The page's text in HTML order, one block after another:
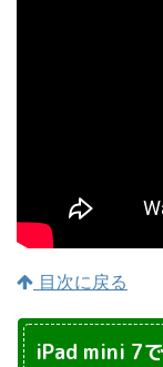
目次に戻る
iPad mini 7